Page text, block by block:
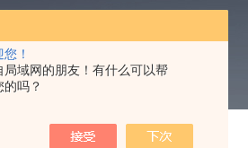
！
局域网的朋友！有什么可以帮
的吗？
在线留言 联系我们